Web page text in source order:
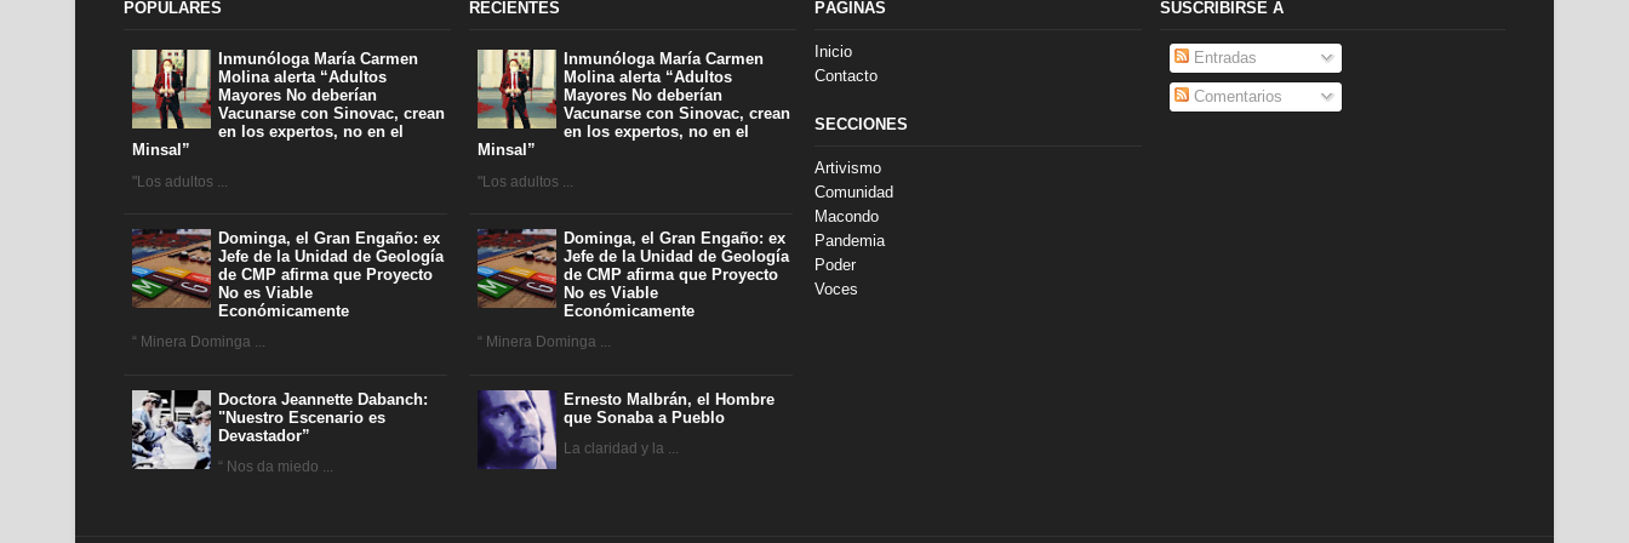
POPULARES
Inmunóloga María Carmen
Molina alerta “Adultos
Mayores No deberían
Vacunarse con Sinovac, crean
en los expertos, no en el
Minsal”
"Los adultos ...
Dominga, el Gran Engaño: ex
Jefe de la Unidad de Geología
de CMP afirma que Proyecto
No es Viable
Económicamente
“ Minera Dominga ...
Doctora Jeannette Dabanch:
"Nuestro Escenario es
Devastador”
“ Nos da miedo ...
RECIENTES
Inmunóloga María Carmen
Molina alerta “Adultos
Mayores No deberían
Vacunarse con Sinovac, crean
en los expertos, no en el
Minsal”
"Los adultos ...
Dominga, el Gran Engaño: ex
Jefe de la Unidad de Geología
de CMP afirma que Proyecto
No es Viable
Económicamente
“ Minera Dominga ...
Ernesto Malbrán, el Hombre
que Sonaba a Pueblo
La claridad y la ...
PÁGINAS
Inicio
Contacto
SECCIONES
Artivismo
Comunidad
Macondo
Pandemia
Poder
Voces
SUSCRIBIRSE A
Entradas
Comentarios